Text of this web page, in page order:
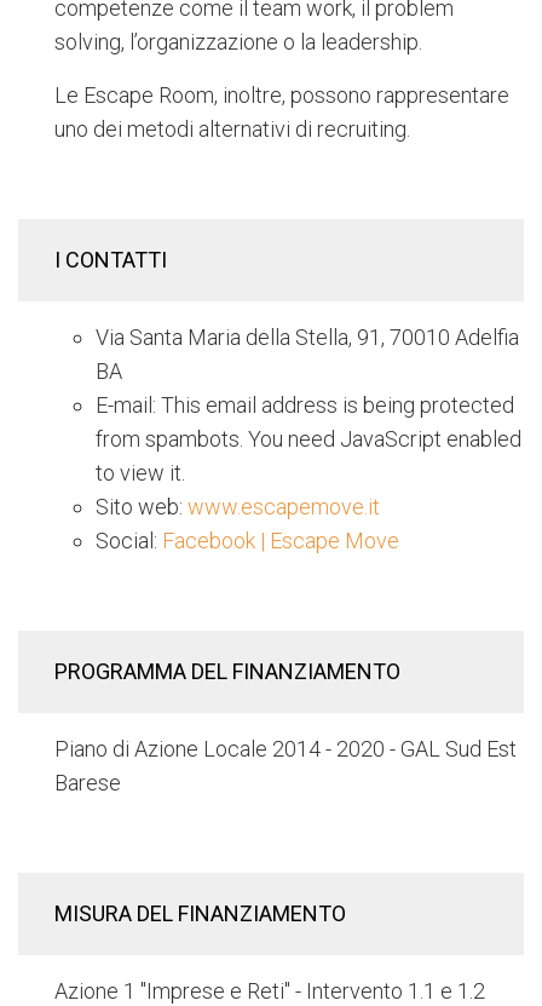
competenze come il team work, il problem
solving, l’organizzazione o la leadership.
Le Escape Room, inoltre, possono rappresentare
uno dei metodi alternativi di recruiting.
I CONTATTI
Via Santa Maria della Stella, 91, 70010 Adelfia
BA
E-mail: This email address is being protected
from spambots. You need JavaScript enabled
to view it.
Sito web: www.escapemove.it
Social: Facebook | Escape Move
PROGRAMMA DEL FINANZIAMENTO
Piano di Azione Locale 2014 - 2020 - GAL Sud Est
Barese
MISURA DEL FINANZIAMENTO
Azione 1 "Imprese e Reti" - Intervento 1.1 e 1.2